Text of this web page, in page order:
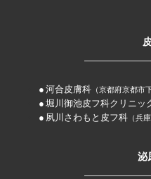
河合皮膚科 （京都府京都市
堀川御池皮フ科クリニッ
夙川さわもと皮フ科 （兵
泌